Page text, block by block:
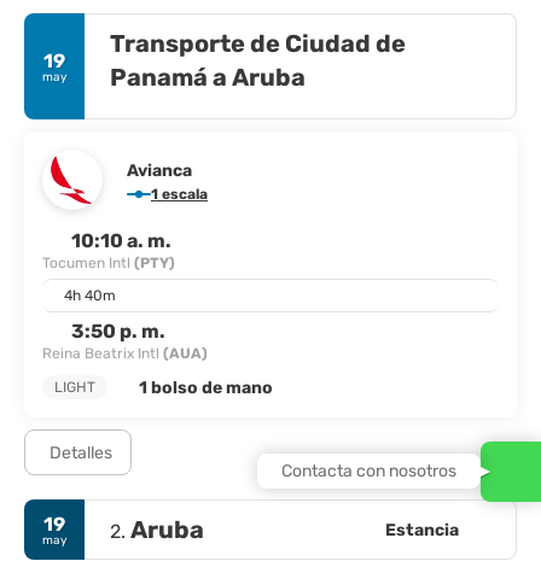
19
may
Transporte de Ciudad de
Panamá a Aruba
Avianca
1 escala
10:10 a. m.
Tocumen Intl (PTY)
4h 40m
3:50 p. m.
Reina Beatrix Intl (AUA)
LIGHT
1 bolso de mano
Detalles
19
may 2. Aruba Estancia
Contacta con nosotros